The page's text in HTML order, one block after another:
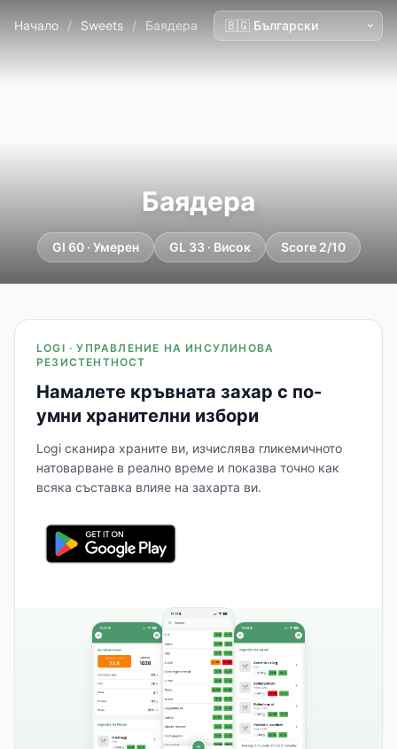
Начало / Sweets / Баядера
Баядера
GI 60 · Умерен GL 33 · Висок Score 2/10
LOGI · УПРАВЛЕНИЕ НА ИНСУЛИНОВА
РЕЗИСТЕНТНОСТ
Намалете кръвната захар с по-
умни хранителни избори
Logi сканира храните ви, изчислява гликемичното
натоварване в реално време и показва точно как
всяка съставка влияе на захарта ви.